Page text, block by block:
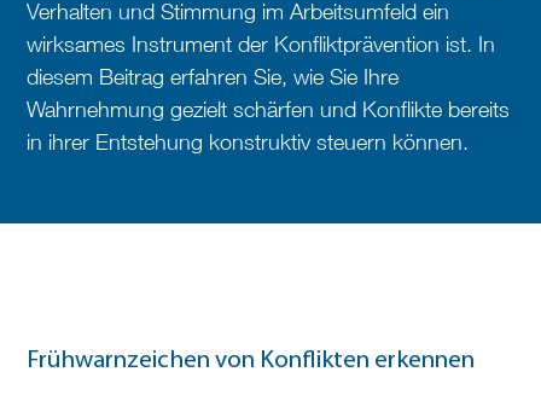
Verhalten und Stimmung im Arbeitsumfeld ein
wirksames Instrument der Konfliktprävention ist. In
diesem Beitrag erfahren Sie, wie Sie Ihre
Wahrnehmung gezielt schärfen und Konflikte bereits
in ihrer Entstehung konstruktiv steuern können.
Frühwarnzeichen von Konflikten erkennen